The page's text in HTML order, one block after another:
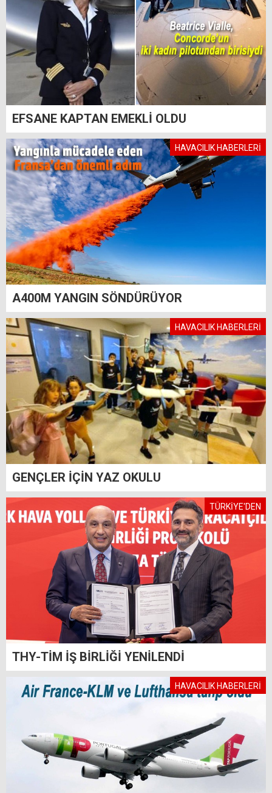
EFSANE KAPTAN EMEKLİ OLDU
HAVACILIK HABERLERİ
A400M YANGIN SÖNDÜRÜYOR
HAVACILIK HABERLERİ
GENÇLER İÇİN YAZ OKULU
TÜRKİYE'DEN
THY-TİM İŞ BİRLİĞİ YENİLENDİ
HAVACILIK HABERLERİ